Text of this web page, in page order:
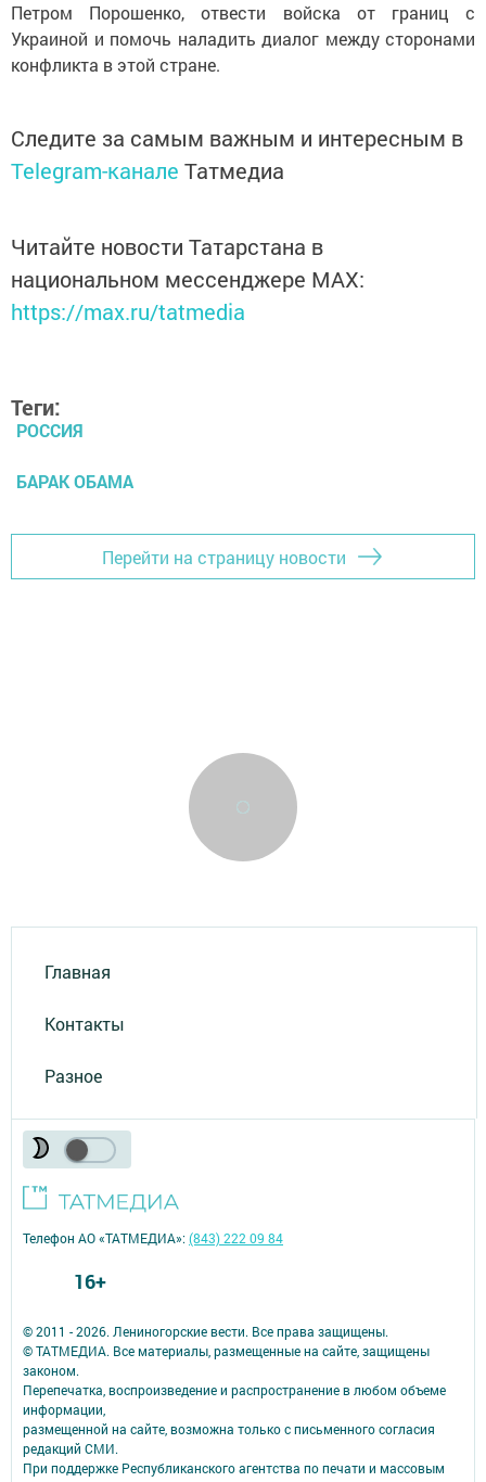
Петром Порошенко, отвести войска от границ с
Украиной и помочь наладить диалог между сторонами
конфликта в этой стране.
Следите за самым важным и интересным в
Telegram-канале Татмедиа
Читайте новости Татарстана в
национальном мессенджере MАХ:
https://max.ru/tatmedia
Теги:
РОССИЯ
БАРАК ОБАМА
Перейти на страницу новости
Главная
Контакты
Разное
© 2011 - 2026. Лениногорские вести. Все права защищены.
© ТАТМЕДИА. Все материалы, размещенные на сайте, защищены
законом.
Перепечатка, воспроизведение и распространение в любом объеме
информации,
размещенной на сайте, возможна только с письменного согласия
редакций СМИ.
При поддержке Республиканского агентства по печати и массовым
Телефон АО «ТАТМЕДИА»:(843) 222 09 84
16+